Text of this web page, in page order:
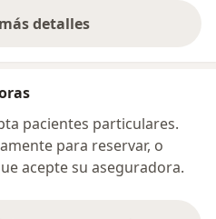
detalles
sobre la dirección
pacientes particulares.
para reservar, o
acepte su aseguradora.